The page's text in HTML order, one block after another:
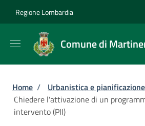
Regione Lombardia
Comune di
Briciole di pane
Home / Urbanistica e pianificazione
Chiedere l'attivazione di un
intervento (PII)